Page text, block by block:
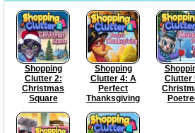
Shopping
Clutter 2:
Christmas
Square
Shopping
Clutter 4: A
Perfect
Thanksgiving
Clutter